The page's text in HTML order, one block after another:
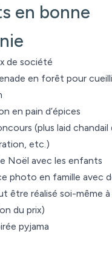
en bonne
de société
en forêt pour
en pain d’épices
(plus laid chandail
etc.)
Noël avec les enfants
photo en famille avec
être réalisé soi-même à
du prix)
pyjama